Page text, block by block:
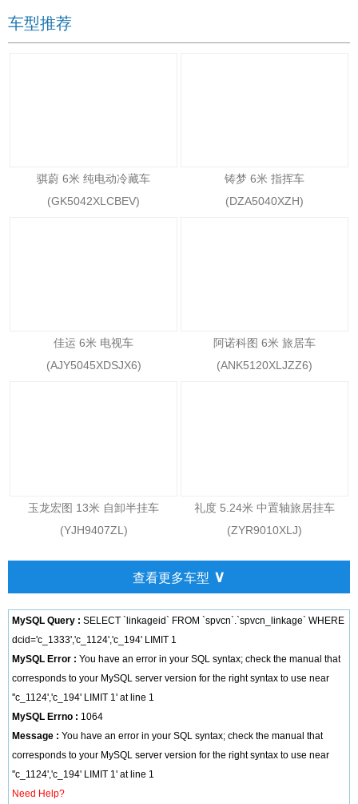
车型推荐
骐蔚 6米 纯电动冷藏车
(GK5042XLCBEV)
铸梦 6米 指挥车
(DZA5040XZH)
佳运 6米 电视车
(AJY5045XDSJX6)
阿诺科图 6米 旅居车
(ANK5120XLJZZ6)
玉龙宏图 13米 自卸半挂车
(YJH9407ZL)
礼度 5.24米 中置轴旅居挂车
(ZYR9010XLJ)
查看更多车型 ∨
MySQL Query : SELECT `linkageid` FROM `spvcn`.`spvcn_linkage` WHERE
dcid='c_1333','c_1124','c_194' LIMIT 1
MySQL Error : You have an error in your SQL syntax; check the manual that
corresponds to your MySQL server version for the right syntax to use near
''c_1124','c_194' LIMIT 1' at line 1
MySQL Errno : 1064
Message : You have an error in your SQL syntax; check the manual that
corresponds to your MySQL server version for the right syntax to use near
''c_1124','c_194' LIMIT 1' at line 1
Need Help?